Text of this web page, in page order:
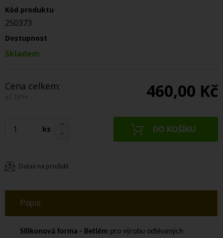
Kód produktu
250373
Dostupnost
Skladem
Cena celkem:
vč. DPH 460,00 Kč
ks
Dotaz na produkt
Popis
Silikonová forma - Betlém pro výrobu odlévaných